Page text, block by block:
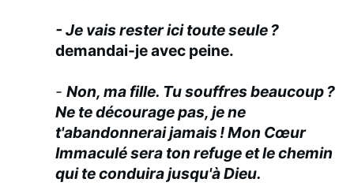
- Je vais rester ici toute seule ?
demandai-je avec peine.
-Non, ma fille. Tu souffres beaucoup ?
Ne te décourage pas, je ne
t'abandonnerai jamais ! Mon Cœur
Immaculé sera ton refuge et le chemin
qui te conduira jusqu'à Dieu.